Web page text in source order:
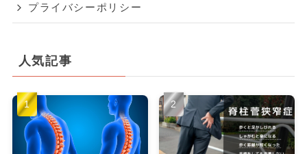
プライバシーポリシー
人気記事